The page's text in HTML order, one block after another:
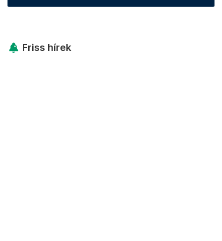
Friss hírek